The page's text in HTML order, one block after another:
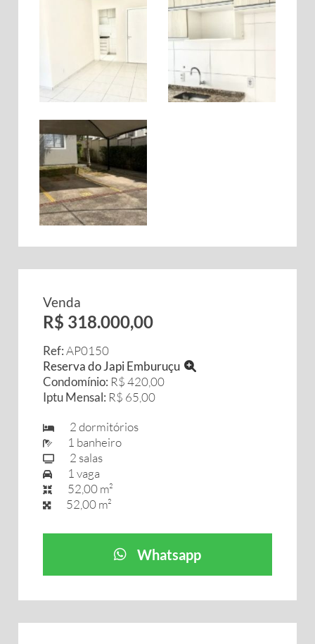
Venda
R$ 318.000,00
Ref:AP0150
Reserva do Japi Emburuçu
Condomínio: R$ 420,00
Iptu Mensal: R$ 65,00
2 dormitórios
1 banheiro
2 salas
1 vaga
52,00 m²
52,00 m²
Whatsapp